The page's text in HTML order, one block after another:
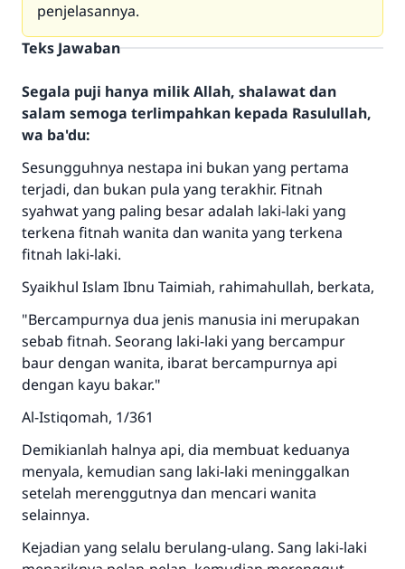
penjelasannya.
Teks Jawaban
Segala puji hanya milik Allah, shalawat dan
salam semoga terlimpahkan kepada Rasulullah,
wa ba'du:
Sesungguhnya nestapa ini bukan yang pertama
terjadi, dan bukan pula yang terakhir. Fitnah
syahwat yang paling besar adalah laki-laki yang
terkena fitnah wanita dan wanita yang terkena
fitnah laki-laki.
Syaikhul Islam Ibnu Taimiah, rahimahullah, berkata,
"Bercampurnya dua jenis manusia ini merupakan
sebab fitnah. Seorang laki-laki yang bercampur
baur dengan wanita, ibarat bercampurnya api
dengan kayu bakar."
Al-Istiqomah, 1/361
Demikianlah halnya api, dia membuat keduanya
menyala, kemudian sang laki-laki meninggalkan
setelah merenggutnya dan mencari wanita
selainnya.
Kejadian yang selalu berulang-ulang. Sang laki-laki